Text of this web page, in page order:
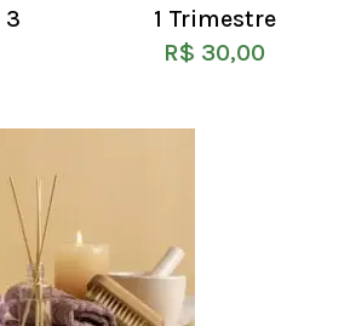
3
1 Trimestre
R$ 30,00